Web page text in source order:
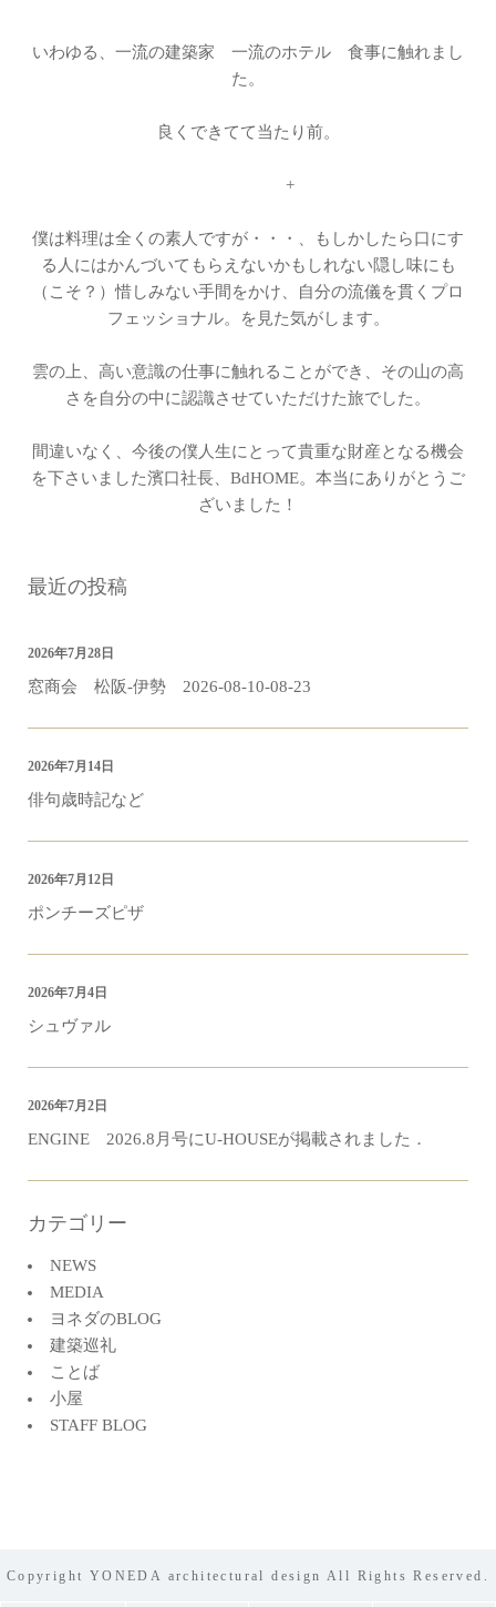
いわゆる、一流の建築家 一流のホテル 食事に触れまし
た。
良くできてて当たり前。
+
僕は料理は全くの素人ですが・・・、もしかしたら口にす
る人にはかんづいてもらえないかもしれない隠し味にも
（こそ？）惜しみない手間をかけ、自分の流儀を貫くプロ
フェッショナル。を見た気がします。
雲の上、高い意識の仕事に触れることができ、その山の高
さを自分の中に認識させていただけた旅でした。
間違いなく、今後の僕人生にとって貴重な財産となる機会
を下さいました濱口社長、BdHOME。本当にありがとうご
ざいました！
最近の投稿
窓商会 松阪-伊勢 2026-08-10-08-23
2026年7月28日
俳句歳時記など
2026年7月14日
ポンチーズピザ
2026年7月12日
シュヴァル
2026年7月4日
ENGINE 2026.8月号にU-HOUSEが掲載されました．
2026年7月2日
カテゴリー
NEWS
MEDIA
ヨネダのBLOG
建築巡礼
ことば
小屋
STAFF BLOG
Copyright YONEDA architectural design All Rights Reserved.